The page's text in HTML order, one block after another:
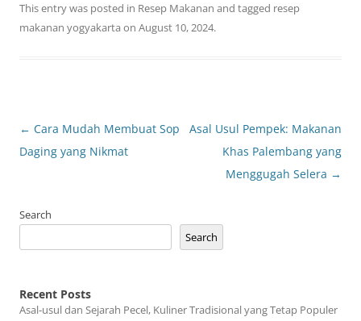
This entry was posted in Resep Makanan and tagged resep
makanan yogyakarta on August 10, 2024.
Post
navigation
← Cara Mudah Membuat Sop
Daging yang Nikmat
Asal Usul Pempek: Makanan
Khas Palembang yang
Menggugah Selera →
Search
Search
Recent Posts
Asal-usul dan Sejarah Pecel, Kuliner Tradisional yang Tetap Populer